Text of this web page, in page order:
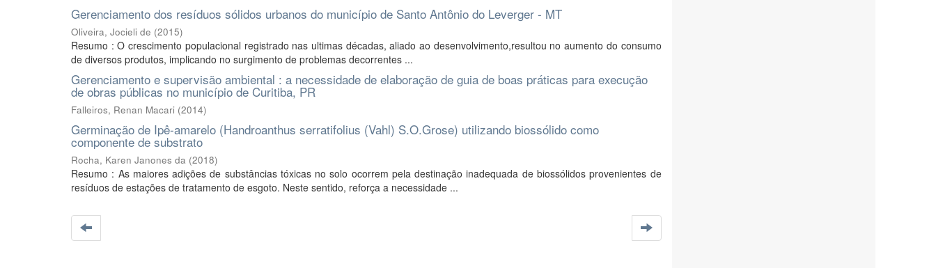
Gerenciamento dos resíduos sólidos urbanos do município de Santo Antônio do Leverger - MT
Oliveira, Jocieli de (2015)
Resumo : O crescimento populacional registrado nas ultimas décadas, aliado ao desenvolvimento,resultou no aumento do consumo
de diversos produtos, implicando no surgimento de problemas decorrentes ...
Gerenciamento e supervisão ambiental : a necessidade de elaboração de guia de boas práticas para execução
de obras públicas no município de Curitiba, PR
Falleiros, Renan Macari (2014)
Germinação de Ipê-amarelo (Handroanthus serratifolius (Vahl) S.O.Grose) utilizando biossólido como
componente de substrato
Rocha, Karen Janones da (2018)
Resumo : As maiores adições de substâncias tóxicas no solo ocorrem pela destinação inadequada de biossólidos provenientes de
resíduos de estações de tratamento de esgoto. Neste sentido, reforça a necessidade ...